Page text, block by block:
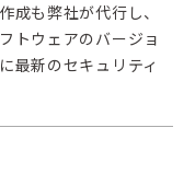
成も弊社が代行し、
トウェアのバージョ
最新のセキュリティ